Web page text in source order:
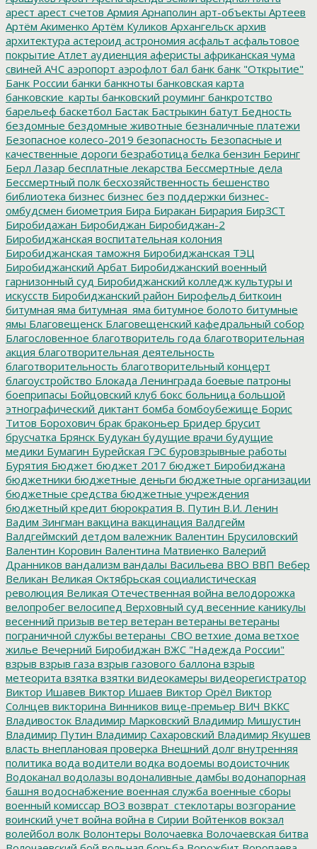
арест арест счетов Армия Арнаполин арт-объекты Артеев
Артём Акименко Артём Куликов Архангельск архив
архитектура астероид астрономия асфальт асфальтовое
покрытие Атлет аудиенция аферисты африканская чума
свиней АЧС аэропорт аэрофлот бал банк банк "Открытие"
Банк России банки банкноты банковская карта
банковские_карты банковский роуминг банкротство
барельеф баскетбол Бастак Бастрыкин батут Бедность
бездомные бездомные животные безналичные платежи
Безопасное колесо-2019 безопасность Безопасные и
качественные дороги безработица белка бензин Беринг
Берл Лазар бесплатные лекарства Бессмертные дела
Бессмертный полк бесхозяйственность бешенство
библиотека бизнес бизнес без поддержки бизнес-
омбудсмен биометрия Бира Биракан Бирария БирЗСТ
Биробидажан Биробиджан Биробиджан-2
Биробиджанская воспитательная колония
Биробиджанская таможня Биробиджанская ТЭЦ
Биробиджанский Арбат Биробиджанский военный
гарнизонный суд Биробиджанский колледж культуры и
искусств Биробиджанский район Бирофельд биткоин
битумная яма битумная_яма битумное болото битумные
ямы Благовещенск Благовещенский кафедральный собор
Благословенное благотворитель года благотворительная
акция благотворительная деятельность
благотворительность благотворительный концерт
благоустройство Блокада Ленинграда боевые патроны
боеприпасы Бойцовский клуб бокс больница большой
этнографический диктант бомба бомбоубежище Борис
Титов Борохович брак браконьер Бридер брусит
брусчатка Брянск Будукан будущие врачи будущие
медики Бумагин Бурейская ГЭС буровзрывные работы
Бурятия Бюджет бюджет 2017 бюджет Биробиджана
бюджетники бюджетные деньги бюджетные организации
бюджетные средства бюджетные учреждения
бюджетный кредит бюрократия В. Путин В.И. Ленин
Вадим Зингман вакцина вакцинация Валдгейм
Валдгеймский детдом валежник Валентин Брусиловский
Валентин Коровин Валентина Матвиенко Валерий
Дранников вандализм вандалы Васильева ВВО ВВП Вебер
Великан Великая Октябрьская социалистическая
революция Великая Отечественная война велодорожка
велопробег велосипед Верховный суд весенние каникулы
весенний призыв ветер ветеран ветераны ветераны
пограничной службы ветераны_СВО ветхие дома ветхое
жилье Вечерний Биробиджан ВЖС "Надежда России"
взрыв взрыв газа взрыв газового баллона взрыв
метеорита взятка взятки видеокамеры видеорегистратор
Виктор Ишавев Виктор Ишаев Виктор Орёл Виктор
Солнцев викторина Винников вице-премьер ВИЧ ВККС
Владивосток Владимир Марковский Владимир Мишустин
Владимир Путин Владимир Сахаровский Владимир Якушев
власть внеплановая проверка Внешний долг внутренняя
политика вода водители водка водоемы водоисточник
Водоканал водолазы водоналивные дамбы водонапорная
башня водоснабжение военная служба военные сборы
военный комиссар ВОЗ возврат_стеклотары возгорание
воинский учет война война в Сирии Войтенков вокзал
волейбол волк Волонтеры Волочаевка Волочаевская битва